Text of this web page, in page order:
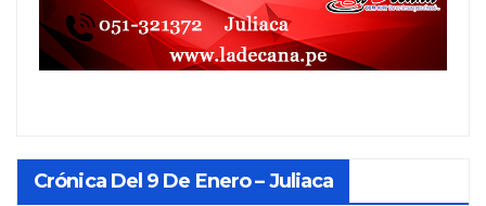
Crónica Del 9 De Enero – Juliaca